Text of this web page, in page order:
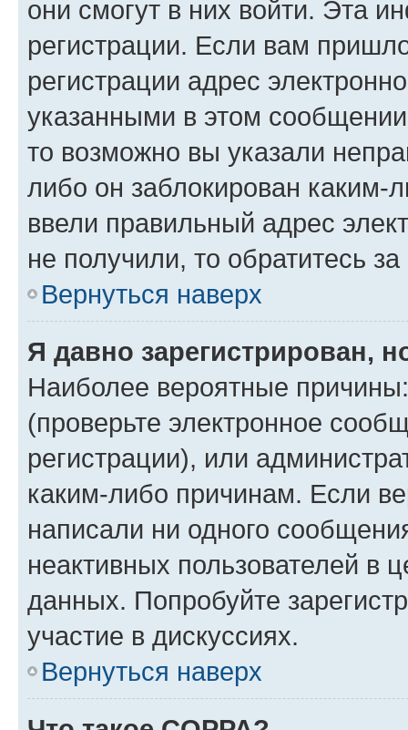
они смогут в них войти. Эта
регистрации. Если вам
регистрации адрес
указанными в этом
то возможно вы указали
либо он заблокирован
ввели правильный адрес
не получили, то обратитесь
Вернуться наверх
Я давно зарегистрирован,
Наиболее вероятные
(проверьте электронное
регистрации), или
каким-либо причинам. Если
написали ни одного
неактивных пользователей в
данных. Попробуйте
участие в дискуссиях.
Вернуться наверх